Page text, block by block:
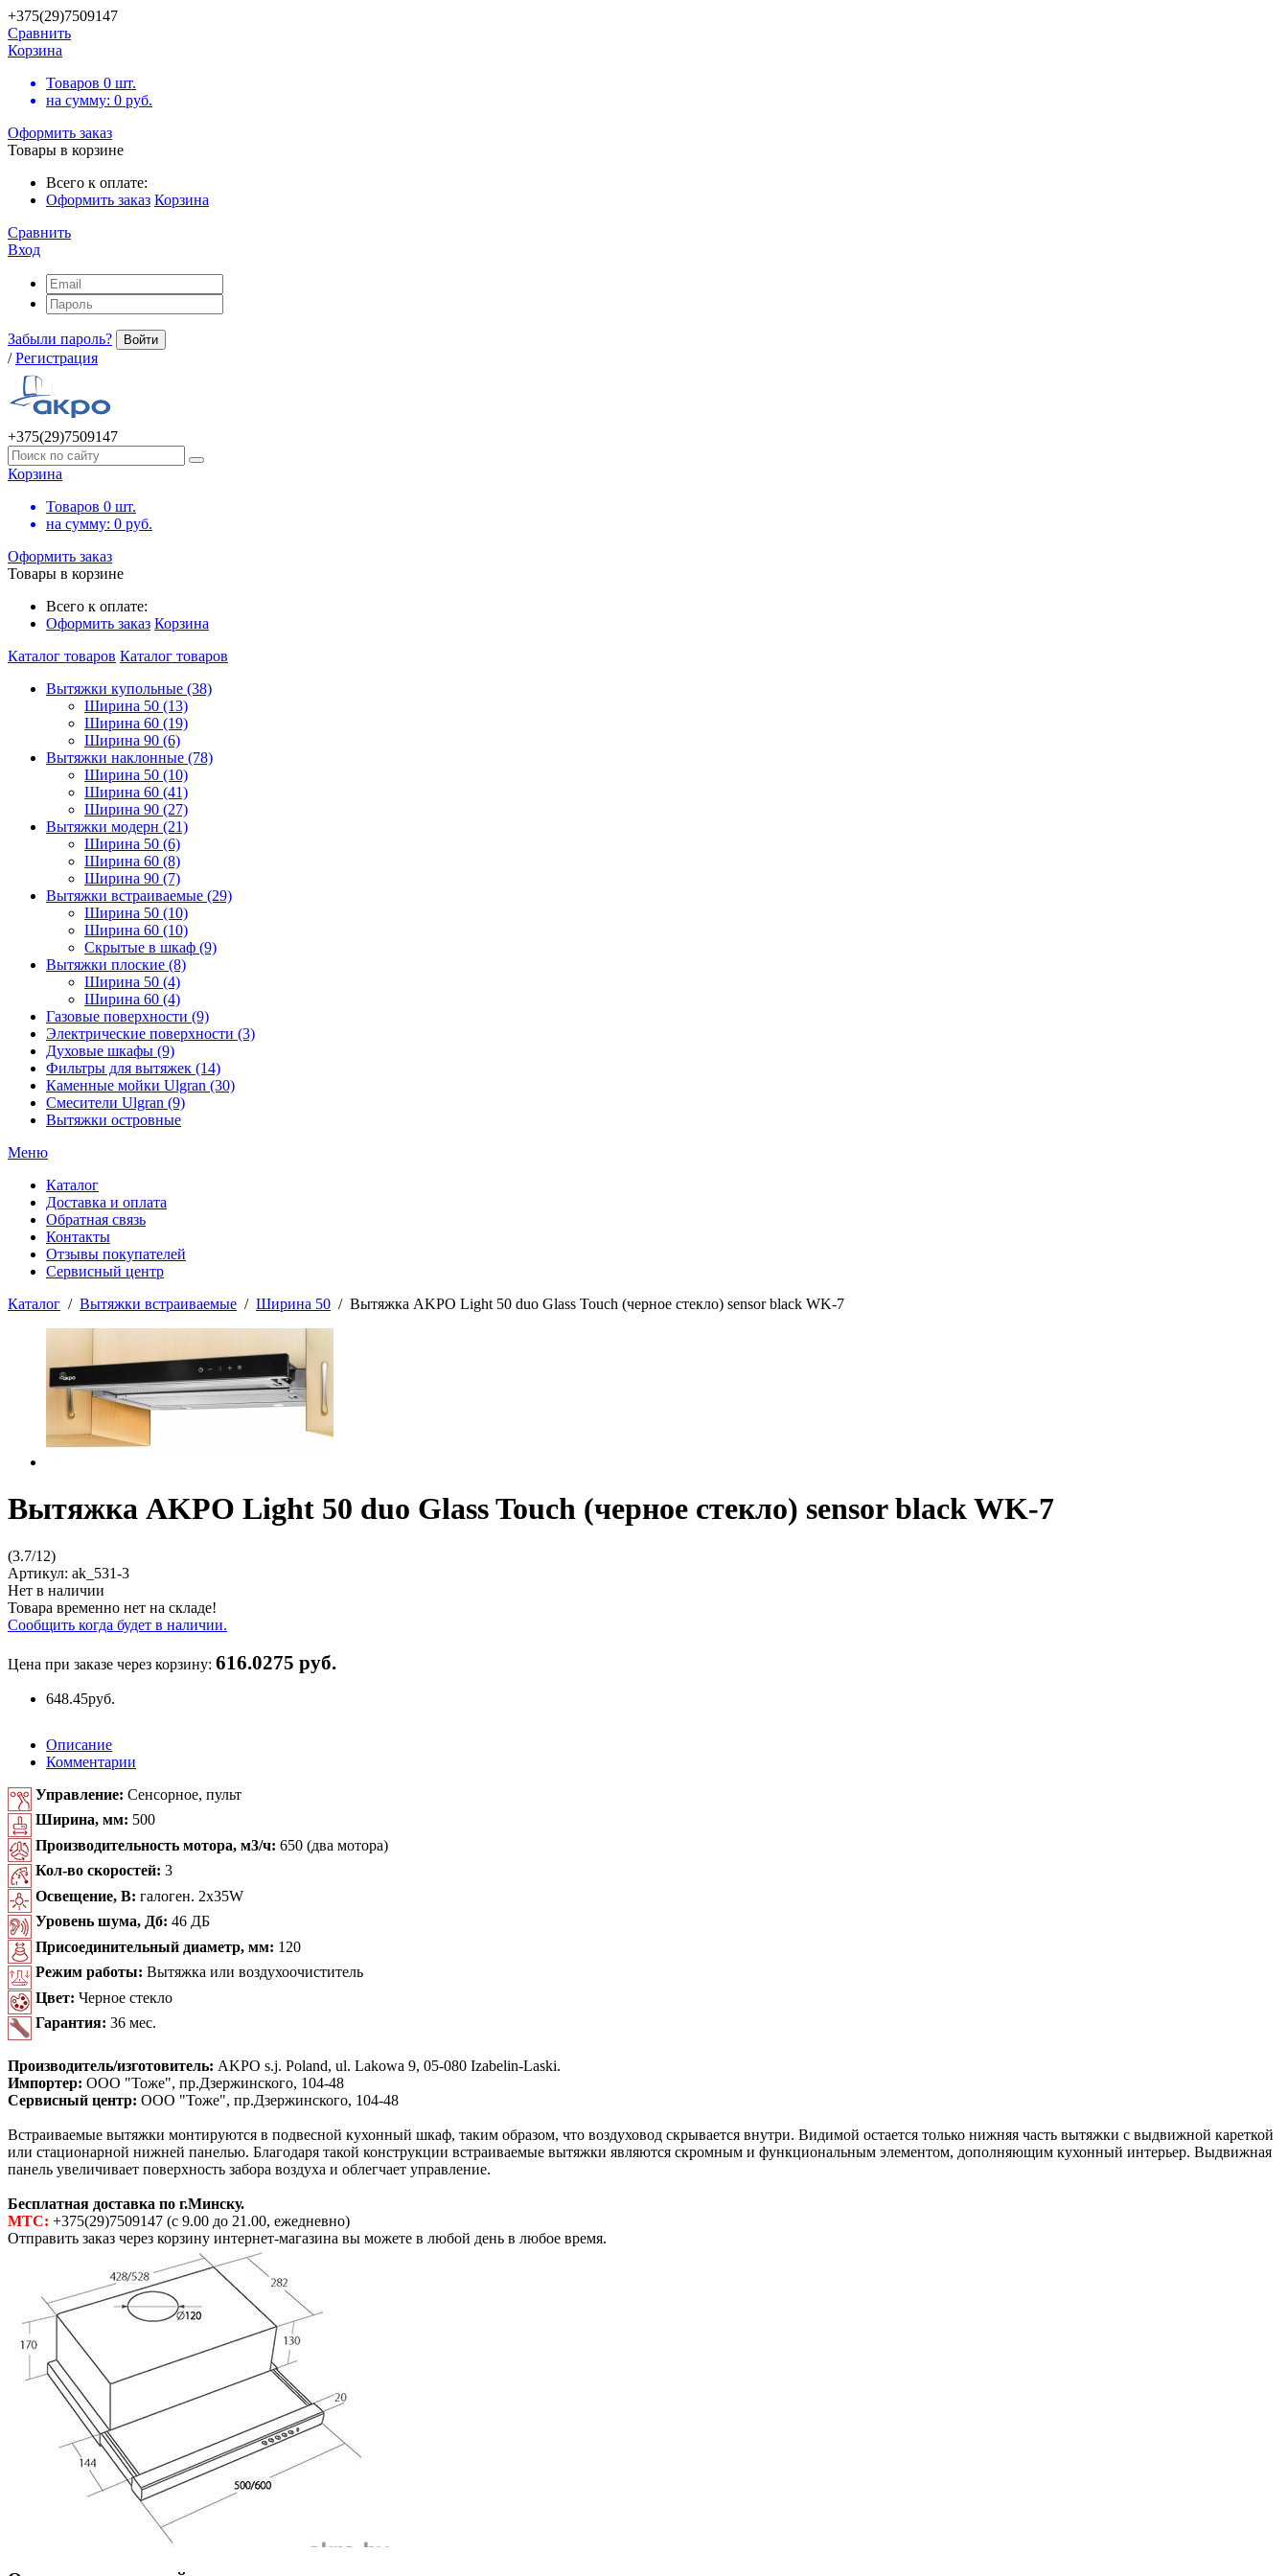
+375(29)7509147
Сравнить
Корзина
Товаров 0 шт.
на сумму: 0 руб.
Оформить заказ
Товары в корзине
Всего к оплате:
Оформить заказ Корзина
Сравнить
Вход
Забыли пароль? Войти
/ Регистрация
+375(29)7509147
Корзина
Товаров 0 шт.
на сумму: 0 руб.
Оформить заказ
Товары в корзине
Всего к оплате:
Оформить заказ Корзина
Каталог товаров Каталог товаров
Вытяжки купольные (38)
Ширина 50 (13)
Ширина 60 (19)
Ширина 90 (6)
Вытяжки наклонные (78)
Ширина 50 (10)
Ширина 60 (41)
Ширина 90 (27)
Вытяжки модерн (21)
Ширина 50 (6)
Ширина 60 (8)
Ширина 90 (7)
Вытяжки встраиваемые (29)
Ширина 50 (10)
Ширина 60 (10)
Скрытые в шкаф (9)
Вытяжки плоские (8)
Ширина 50 (4)
Ширина 60 (4)
Газовые поверхности (9)
Электрические поверхности (3)
Духовые шкафы (9)
Фильтры для вытяжек (14)
Каменные мойки Ulgran (30)
Смесители Ulgran (9)
Вытяжки островные
Меню
Каталог
Доставка и оплата
Обратная связь
Контакты
Отзывы покупателей
Сервисный центр
Каталог / Вытяжки встраиваемые / Ширина 50 / Вытяжка AKPO Light 50 duo Glass Touch (черное стекло) sensor black WK-7
Вытяжка AKPO Light 50 duo Glass Touch (черное стекло) sensor black WK-7
(3.7/12)
Артикул: ak_531-3
Нет в наличии
Товара временно нет на складе!
Сообщить когда будет в наличии.
Цена при заказе через корзину: 616.0275 руб.
648.45руб.
Описание
Комментарии
Управление: Сенсорное, пульт
Ширина, мм: 500
Производительность мотора, м3/ч: 650 (два мотора)
Кол-во скоростей: 3
Освещение, В: галоген. 2x35W
Уровень шума, Дб: 46 ДБ
Присоединительный диаметр, мм: 120
Режим работы: Вытяжка или воздухоочиститель
Цвет: Черное стекло
Гарантия: 36 мес.
Производитель/изготовитель: AKPO s.j. Poland, ul. Lakowa 9, 05-080 Izabelin-Laski.
Импортер: ООО "Тоже", пр.Дзержинского, 104-48
Сервисный центр: ООО "Тоже", пр.Дзержинского, 104-48
Встраиваемые вытяжки монтируются в подвесной кухонный шкаф, таким образом, что воздуховод скрывается внутри. Видимой остается только нижняя часть вытяжки с выдвижной кареткой
или стационарной нижней панелью. Благодаря такой конструкции встраиваемые вытяжки являются скромным и функциональным элементом, дополняющим кухонный интерьер. Выдвижная
панель увеличивает поверхность забора воздуха и облегчает управление.
Бесплатная доставка по г.Минску.
МТС: +375(29)7509147 (с 9.00 до 21.00, ежедневно)
Отправить заказ через корзину интернет-магазина вы можете в любой день в любое время.